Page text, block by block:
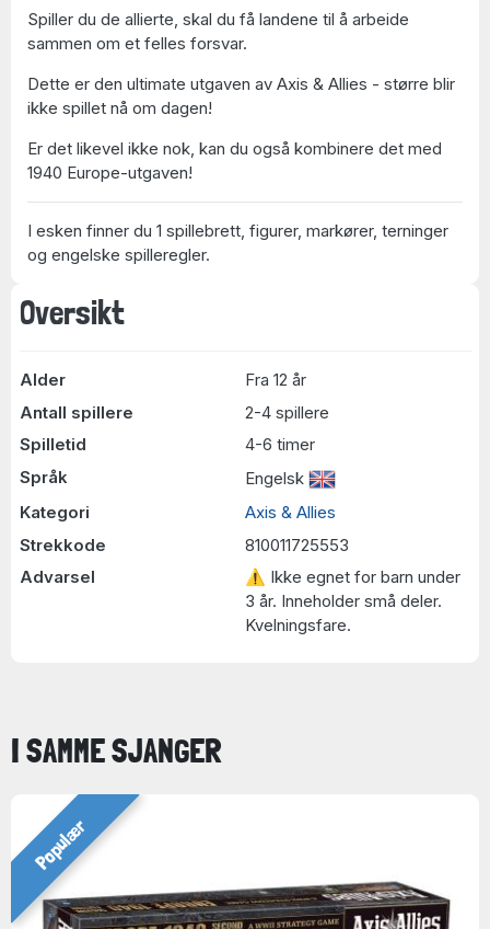
Oversikt
Alder
Fra 12 år
Antall spillere
2-4 spillere
Spilletid
4-6 timer
Språk
Engelsk
Kategori
Axis & Allies
Strekkode
810011725553
Advarsel
⚠ Ikke egnet for barn under
3 år. Inneholder små deler.
Kvelningsfare.
Spiller du de allierte, skal du få landene til å arbeide
sammen om et felles forsvar.
Dette er den ultimate utgaven av Axis & Allies - større blir
ikke spillet nå om dagen!
Er det likevel ikke nok, kan du også kombinere det med
1940 Europe-utgaven!
I esken finner du 1 spillebrett, figurer, markører, terninger
og engelske spilleregler.
I SAMME SJANGER
Populær